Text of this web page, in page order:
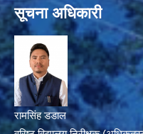
सूचना अधिकारी
रामसिंह डडाल